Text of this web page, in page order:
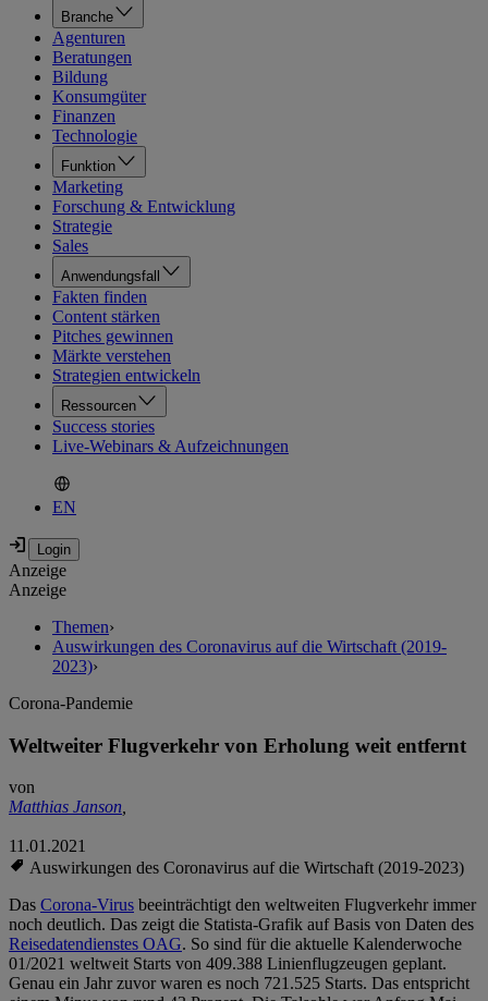
Branche
Agenturen
Beratungen
Bildung
Konsumgüter
Finanzen
Technologie
Funktion
Marketing
Forschung & Entwicklung
Strategie
Sales
Anwendungsfall
Fakten finden
Content stärken
Pitches gewinnen
Märkte verstehen
Strategien entwickeln
Ressourcen
Success stories
Live-Webinars & Aufzeichnungen
EN
Anzeige
Anzeige
Themen›
Auswirkungen des Coronavirus auf die Wirtschaft (2019-
2023)›
Corona-Pandemie
Weltweiter Flugverkehr von Erholung weit entfernt
von
Matthias Janson,
11.01.2021
Auswirkungen des Coronavirus auf die Wirtschaft (2019-2023)
Das Corona-Virus beeinträchtigt den weltweiten Flugverkehr immer
noch deutlich. Das zeigt die Statista-Grafik auf Basis von Daten des
Reisedatendienstes OAG. So sind für die aktuelle Kalenderwoche
01/2021 weltweit Starts von 409.388 Linienflugzeugen geplant.
Genau ein Jahr zuvor waren es noch 721.525 Starts. Das entspricht